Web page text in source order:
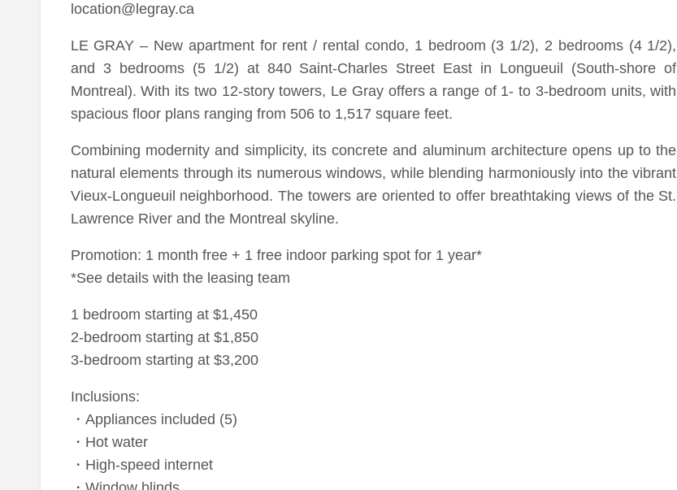
location@legray.ca
LE GRAY – New apartment for rent / rental condo, 1 bedroom (3 1/2), 2 bedrooms (4 1/2),
and 3 bedrooms (5 1/2) at 840 Saint-Charles Street East in Longueuil (South-shore of
Montreal). With its two 12-story towers, Le Gray offers a range of 1- to 3-bedroom units, with
spacious floor plans ranging from 506 to 1,517 square feet.
Combining modernity and simplicity, its concrete and aluminum architecture opens up to the
natural elements through its numerous windows, while blending harmoniously into the vibrant
Vieux-Longueuil neighborhood. The towers are oriented to offer breathtaking views of the St.
Lawrence River and the Montreal skyline.
Promotion: 1 month free + 1 free indoor parking spot for 1 year*
*See details with the leasing team
1 bedroom starting at $1,450
2-bedroom starting at $1,850
3-bedroom starting at $3,200
Inclusions:
・Appliances included (5)
・Hot water
・High-speed internet